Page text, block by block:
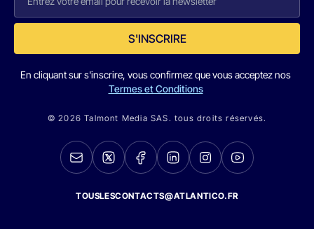
S'INSCRIRE
En cliquant sur s'inscrire, vous confirmez que vous acceptez nos
Termes et Conditions
© 2026 Talmont Media SAS. tous droits réservés.
TOUSLESCONTACTS@ATLANTICO.FR